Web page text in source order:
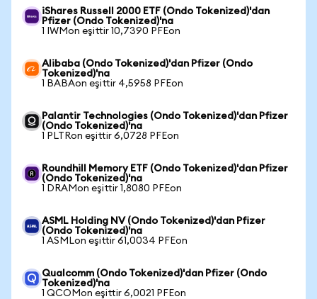
iShares Russell 2000 ETF (Ondo Tokenized)'dan
Pfizer (Ondo Tokenized)'na
1 IWMon eşittir 10,7390 PFEon
Alibaba (Ondo Tokenized)'dan Pfizer (Ondo
Tokenized)'na
1 BABAon eşittir 4,5958 PFEon
Palantir Technologies (Ondo Tokenized)'dan Pfizer
(Ondo Tokenized)'na
1 PLTRon eşittir 6,0728 PFEon
Roundhill Memory ETF (Ondo Tokenized)'dan Pfizer
(Ondo Tokenized)'na
1 DRAMon eşittir 1,8080 PFEon
ASML Holding NV (Ondo Tokenized)'dan Pfizer
(Ondo Tokenized)'na
1 ASMLon eşittir 61,0034 PFEon
Qualcomm (Ondo Tokenized)'dan Pfizer (Ondo
Tokenized)'na
1 QCOMon eşittir 6,0021 PFEon